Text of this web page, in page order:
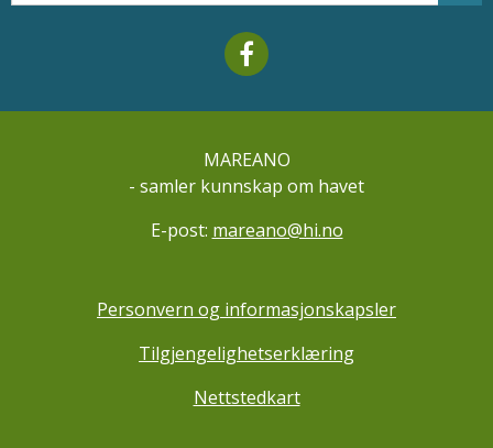
Mareano facebook
MAREANO
- samler kunnskap om havet
E-post: mareano@hi.no
Personvern og informasjonskapsler
Tilgjengelighetserklæring
Nettstedkart